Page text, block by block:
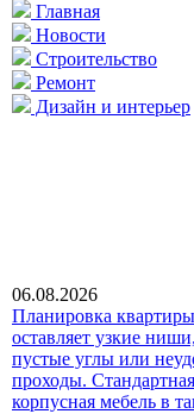
Главная
Новости
Строительство
Ремонт
Дизайн и интерьер
06.08.2026
Планировка
оставляет узкие ниши,
пустые углы или
проходы. Стандартная
корпусная мебель в